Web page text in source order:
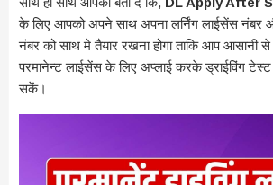
के लिए आपको अपने साथ अपना लर्निंग लाईसेंस नंबर
नंबर को साथ मे तैयार रखना होगा ताकि आप आसानी
परमानेन्ट लाईसेंस के लिए अप्लाई करके ड्राईविंग
सकें।